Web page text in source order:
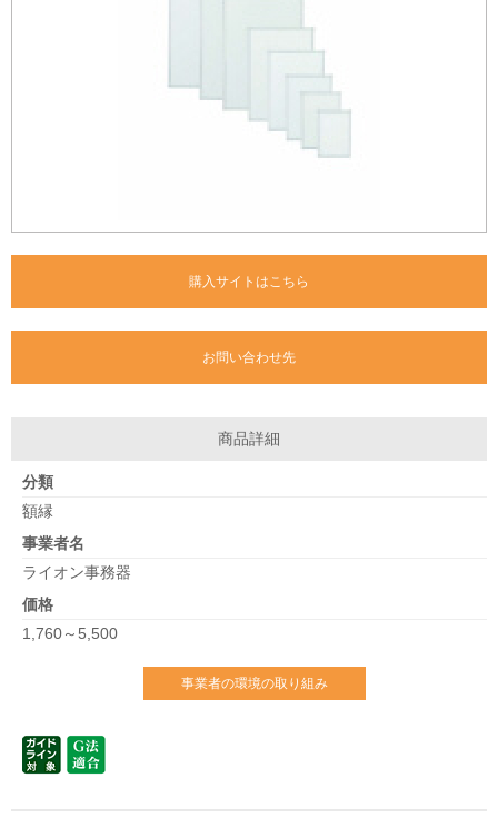
購入サイトはこちら
お問い合わせ先
商品詳細
分類
額縁
事業者名
ライオン事務器
価格
1,760～5,500
事業者の環境の取り組み